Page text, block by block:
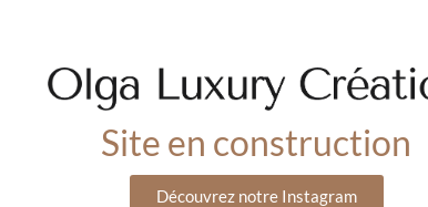
Site en construction
Découvrez notre Instagram